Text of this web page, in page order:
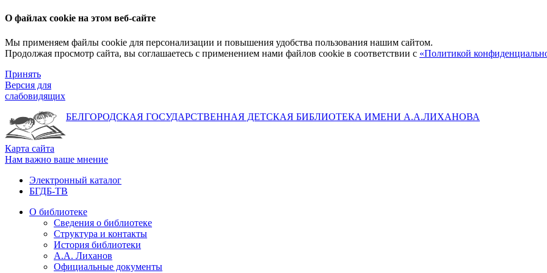
О файлах cookie на этом веб-сайте
Мы применяем файлы cookie для персонализации и повышения удобства пользования нашим сайтом.
Продолжая просмотр сайта, вы соглашаетесь с применением нами файлов cookie в соответствии с «Политикой
Принять
Версия для
слабовидящих
БЕЛГОРОДСКАЯ ГОСУДАРСТВЕННАЯ ДЕТСКАЯ БИБЛИОТЕКА ИМЕНИ А.А.ЛИХАНОВА
Карта сайта
Нам важно ваше мнение
Электронный каталог
БГДБ-ТВ
О библиотеке
Сведения о библиотеке
Структура и контакты
История библиотеки
А.А. Лиханов
Официальные документы